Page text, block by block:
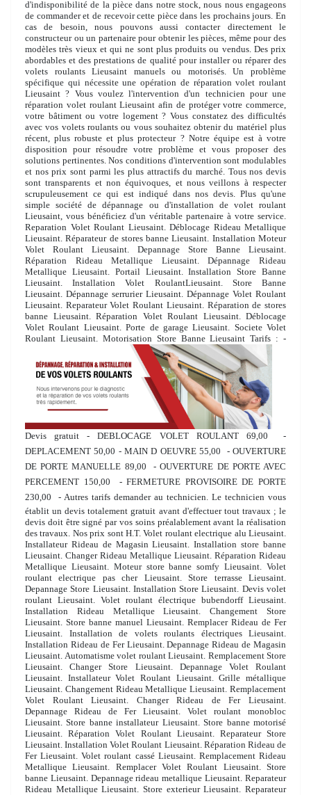
d'indisponibilité de la pièce dans notre stock, nous nous engageons
de commander et de recevoir cette pièce dans les prochains jours. En
cas de besoin, nous pouvons aussi contacter directement le
constructeur ou un partenaire pour obtenir les pièces, même pour des
modèles très vieux et qui ne sont plus produits ou vendus. Des prix
abordables et des prestations de qualité pour installer ou réparer des
volets roulants Lieusaint manuels ou motorisés. Un problème
spécifique qui nécessite une opération de réparation volet roulant
Lieusaint ? Vous voulez l'intervention d'un technicien pour une
réparation volet roulant Lieusaint afin de protéger votre commerce,
votre bâtiment ou votre logement ? Vous constatez des difficultés
avec vos volets roulants ou vous souhaitez obtenir du matériel plus
récent, plus robuste et plus protecteur ? Notre équipe est à votre
disposition pour résoudre votre problème et vous proposer des
solutions pertinentes. Nos conditions d'intervention sont modulables
et nos prix sont parmi les plus attractifs du marché. Tous nos devis
sont transparents et non équivoques, et nous veillons à respecter
scrupuleusement ce qui est indiqué dans nos devis. Plus qu'une
simple société de dépannage ou d'installation de volet roulant
Lieusaint, vous bénéficiez d'un véritable partenaire à votre service.
Reparation Volet Roulant Lieusaint. Déblocage Rideau Metallique
Lieusaint. Réparateur de stores banne Lieusaint. Installation Moteur
Volet Roulant Lieusaint. Depannage Store Banne Lieusaint.
Réparation Rideau Metallique Lieusaint. Dépannage Rideau
Metallique Lieusaint. Portail Lieusaint. Installation Store Banne
Lieusaint. Installation Volet RoulantLieusaint. Store Banne
Lieusaint. Dépannage serrurier Lieusaint. Dépannage Volet Roulant
Lieusaint. Reparateur Volet Roulant Lieusaint. Réparation de stores
banne Lieusaint. Réparation Volet Roulant Lieusaint. Déblocage
Volet Roulant Lieusaint. Porte de garage Lieusaint. Societe Volet
Roulant Lieusaint. Motorisation Store Banne LieusaintTarifs : -
Devis gratuit - DEBLOCAGE VOLET ROULANT 69,00  -
DEPLACEMENT 50,00 - MAIN D OEUVRE 55,00  - OUVERTURE
DE PORTE MANUELLE 89,00  - OUVERTURE DE PORTE AVEC
PERCEMENT 150,00  - FERMETURE PROVISOIRE DE PORTE
230,00  - Autres tarifs demander au technicien. Le technicien vous
établit un devis totalement gratuit avant d'effectuer tout travaux ; le
devis doit être signé par vos soins préalablement avant la réalisation
des travaux. Nos prix sont H.T. Volet roulant electrique alu Lieusaint.
Installateur Rideau de Magasin Lieusaint. Installation store banne
Lieusaint. Changer Rideau Metallique Lieusaint. Réparation Rideau
Metallique Lieusaint. Moteur store banne somfy Lieusaint. Volet
roulant electrique pas cher Lieusaint. Store terrasse Lieusaint.
Depannage Store Lieusaint. Installation Store Lieusaint. Devis volet
roulant Lieusaint. Volet roulant électrique bubendorff Lieusaint.
Installation Rideau Metallique Lieusaint. Changement Store
Lieusaint. Store banne manuel Lieusaint. Remplacer Rideau de Fer
Lieusaint. Installation de volets roulants électriques Lieusaint.
Installation Rideau de Fer Lieusaint. Depannage Rideau de Magasin
Lieusaint. Automatisme volet roulant Lieusaint. Remplacement Store
Lieusaint. Changer Store Lieusaint. Depannage Volet Roulant
Lieusaint. Installateur Volet Roulant Lieusaint. Grille métallique
Lieusaint. Changement Rideau Metallique Lieusaint. Remplacement
Volet Roulant Lieusaint. Changer Rideau de Fer Lieusaint.
Depannage Rideau de Fer Lieusaint. Volet roulant monobloc
Lieusaint. Store banne installateur Lieusaint. Store banne motorisé
Lieusaint. Réparation Volet Roulant Lieusaint. Reparateur Store
Lieusaint. Installation Volet Roulant Lieusaint. Réparation Rideau de
Fer Lieusaint. Volet roulant cassé Lieusaint. Remplacement Rideau
Metallique Lieusaint. Remplacer Volet Roulant Lieusaint. Store
banne Lieusaint. Depannage rideau metallique Lieusaint. Reparateur
Rideau Metallique Lieusaint. Store exterieur Lieusaint. Reparateur